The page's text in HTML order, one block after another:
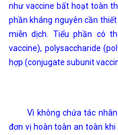
như vaccine bất hoạt toàn
phần kháng nguyên cần
miễn dịch. Tiểu phần có
vaccine), polysaccharide
hợp (conjugate subunit
Vì không chứa tác nhân
đơn vị hoàn toàn an toàn